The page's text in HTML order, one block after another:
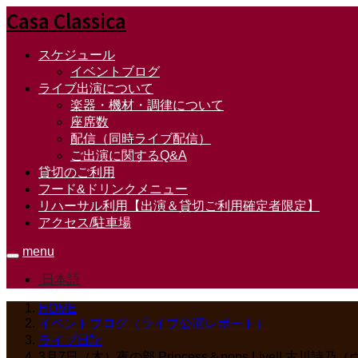
Casa Classica
スケジュール
イベントブログ
ライブ出演について
楽器・機材・調律について
座席数
配信（同時ライブ配信）
ご出演に関するQ&A
貸切のご利用
フード&ドリンクメニュー
リハーサル利用【出演＆貸切ご利用確定者限定】
アクセス/駐車場
menu
日本語
HOME
イベントブログ（ライブ公演レポート）
ライブ日記